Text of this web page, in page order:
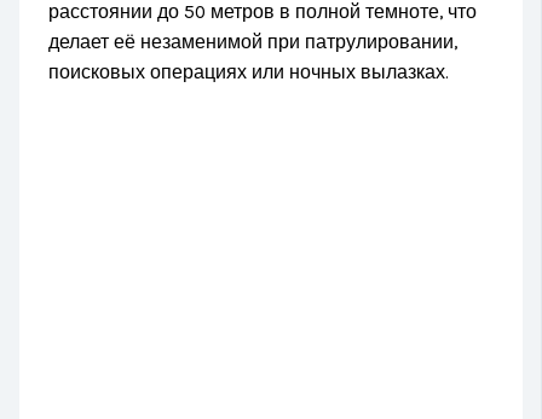
расстоянии до 50 метров в полной темноте, что
делает её незаменимой при патрулировании,
поисковых операциях или ночных вылазках.